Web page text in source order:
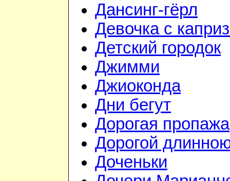
Дансинг-гёрл
Девочка с
Детский городок
Джимми
Джиоконда
Дни бегут
Дорогая пропажа
Дорогой
Доченьки